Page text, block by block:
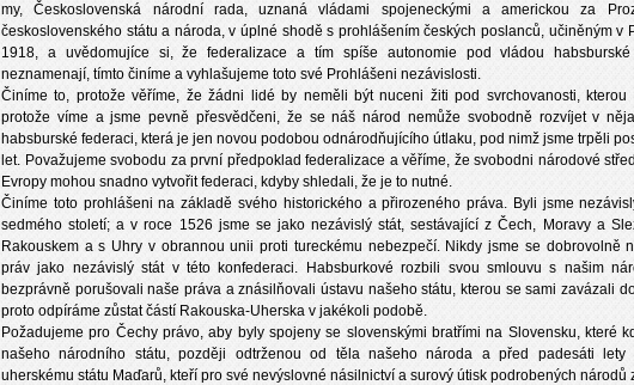
my, Československá národní rada, uznaná vládami spojeneckými a americkou za
československého státu a národa, v úplné shodě s prohlášením českých poslanců, učiněným v
1918, a uvědomujíce si, že federalizace a tím spíše autonomie pod vládou
neznamenají, tímto činíme a vyhlašujeme toto své Prohlášeni nezávislosti.
Činíme to, protože věříme, že žádni lidé by neměli být nuceni žiti pod svrchovanosti, kterou
protože víme a jsme pevně přesvědčeni, že se náš národ nemůže svobodně rozvíjet v
habsburské federaci, která je jen novou podobou odnárodňujícího útlaku, pod nimž jsme trpěli
let. Považujeme svobodu za první předpoklad federalizace a věříme, že svobodni národové
Evropy mohou snadno vytvořit federaci, kdyby shledali, že je to nutné.
Činíme toto prohlášeni na základě svého historického a přirozeného práva. Byli jsme
sedmého století; a v roce 1526 jsme se jako nezávislý stát, sestávající z Čech, Moravy a
Rakouskem a s Uhry v obrannou unii proti tureckému nebezpečí. Nikdy jsme se dobrovolně
práv jako nezávislý stát v této konfederaci. Habsburkové rozbili svou smlouvu s našim
bezprávně porušovali naše práva a znásilňovali ústavu našeho státu, kterou se sami zavázali
proto odpíráme zůstat částí Rakouska-Uherska v jakékoli podobě.
Požadujeme pro Čechy právo, aby byly spojeny se slovenskými bratřími na Slovensku, které
našeho národního státu, později odtrženou od těla našeho národa a před padesáti lety
uherskému státu Maďarů, kteří pro své nevýslovné násilnictví a surový útisk podrobených národů